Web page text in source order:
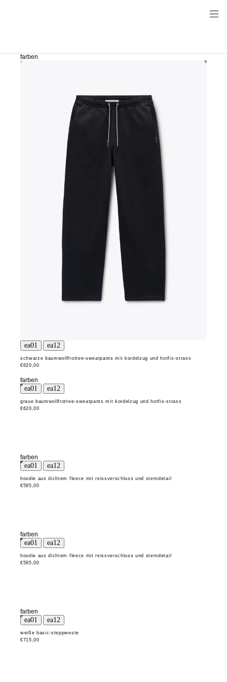
farben
schwarze baumwollfrottee-sweatpants mit kordelzug und hotfix-strass
€620,00
farben
graue baumwollfrottee-sweatpants mit kordelzug und hotfix-strass
€620,00
farben
hoodie aus dichtem fleece mit reissverschluss und sterndetail
€595,00
farben
hoodie aus dichtem fleece mit reissverschluss und sterndetail
€595,00
farben
weiße basic-steppweste
€715,00